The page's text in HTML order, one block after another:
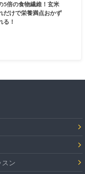
5倍の食物繊維！玄米
だけで栄養満点おかず
る！
スン